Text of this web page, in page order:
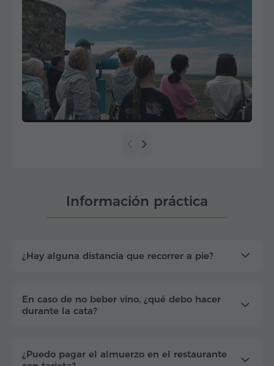
Información práctica
¿Hay alguna distancia que recorrer a pie?
En caso de no beber vino, ¿qué debo hacer
durante la cata?
¿Puedo pagar el almuerzo en el restaurante